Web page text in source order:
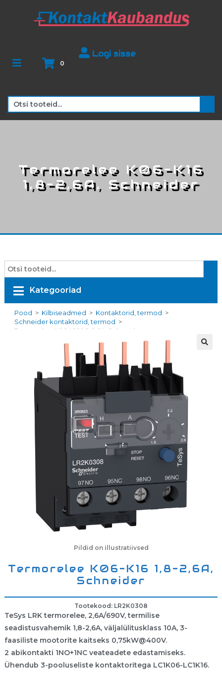
0
Logi sisse
Termorelee K06-K16
1,8-2,6A, Schneider
Kategooriad
Pood > Kilbiseadmed > Kontaktorid, termod >
Schneider kontaktorid, termod >
Termorelee K06-K16 1,8-2,6A, Schneider
Termorelee K06-K16 1,8-2,6A,
Schneider
Tootekood: LR2K0308
TeSys LRK termorelee, 2,6A/690V, termilise
seadistusvahemik 1,8-2,6A, väljalülitusklass 10A, 3-
faasiliste mootorite kaitseks 0,75kW@400V.
2 abikontakti 1NO+1NC veateadete edastamiseks.
Ühendub 3-pooluseliste kontaktoritega LC1K06-LC1K16.
Pildid on illustratiivsed